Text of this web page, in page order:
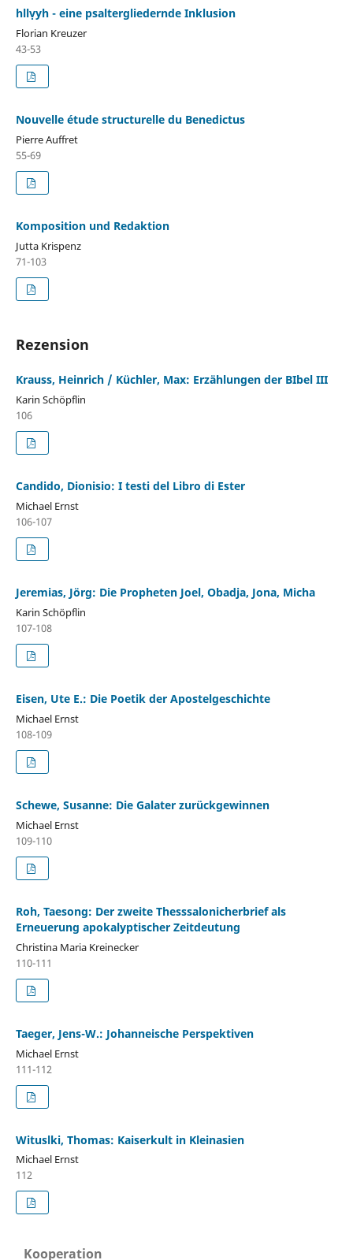
hllṿyh - eine psaltergliedernde Inklusion
Florian Kreuzer
43-53
Nouvelle étude structurelle du Benedictus
Pierre Auffret
55-69
Komposition und Redaktion
Jutta Krispenz
71-103
Rezension
Krauss, Heinrich / Küchler, Max: Erzählungen der BIbel III
Karin Schöpflin
106
Candido, Dionisio: I testi del Libro di Ester
Michael Ernst
106-107
Jeremias, Jörg: Die Propheten Joel, Obadja, Jona, Micha
Karin Schöpflin
107-108
Eisen, Ute E.: Die Poetik der Apostelgeschichte
Michael Ernst
108-109
Schewe, Susanne: Die Galater zurückgewinnen
Michael Ernst
109-110
Roh, Taesong: Der zweite Thesssalonicherbrief als
Erneuerung apokalyptischer Zeitdeutung
Christina Maria Kreinecker
110-111
Taeger, Jens-W.: Johanneische Perspektiven
Michael Ernst
111-112
Wituslki, Thomas: Kaiserkult in Kleinasien
Michael Ernst
112
Kooperation